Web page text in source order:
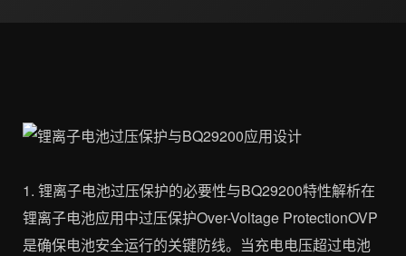
1. 锂离子电池过压保护的必要性与BQ29200特性解析在
锂离子电池应用中过压保护Over-Voltage ProtectionOVP
是确保电池安全运行的关键防线。当充电电压超过电池